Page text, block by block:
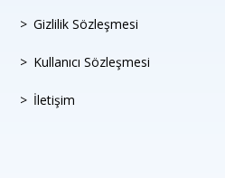
Gizlilik Sözleşmesi
Kullanıcı Sözleşmesi
İletişim